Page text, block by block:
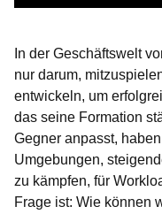
In der Geschäftswelt
nur darum,
entwickeln, um
das seine Formation
Gegner anpasst,
Umgebungen,
zu kämpfen, für
Frage ist: Wie können